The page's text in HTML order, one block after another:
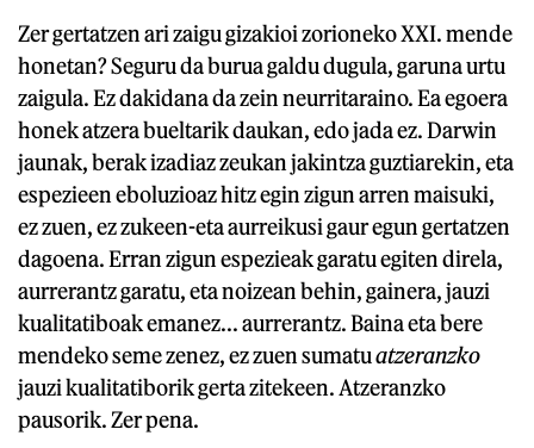
Zer gertatzen ari zaigu gizakioi zorioneko XXI. mende
honetan? Seguru da burua galdu dugula, garuna urtu
zaigula. Ez dakidana da zein neurritaraino. Ea egoera
honek atzera bueltarik daukan, edo jada ez. Darwin
jaunak, berak izadiaz zeukan jakintza guztiarekin, eta
espezieen eboluzioaz hitz egin zigun arren maisuki,
ez zuen, ez zukeen-eta aurreikusi gaur egun gertatzen
dagoena. Erran zigun espezieak garatu egiten direla,
aurrerantz garatu, eta noizean behin, gainera, jauzi
kualitatiboak emanez... aurrerantz. Baina eta bere
mendeko seme zenez, ez zuen sumatuatzeranzko
jauzi kualitatiborik gerta zitekeen. Atzeranzko
pausorik. Zer pena.